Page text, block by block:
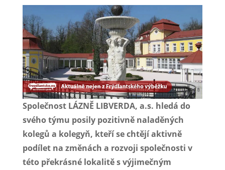
Společnost LÁZNĚ LIBVERDA, a.s. hledá do
svého týmu posily pozitivně naladěných
kolegů a kolegyň, kteří se chtějí aktivně
podílet na změnách a rozvoji společnosti v
této překrásné lokalitě s výjimečným